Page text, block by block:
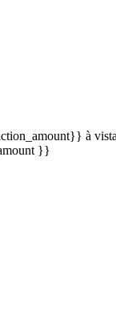
à vista
}}